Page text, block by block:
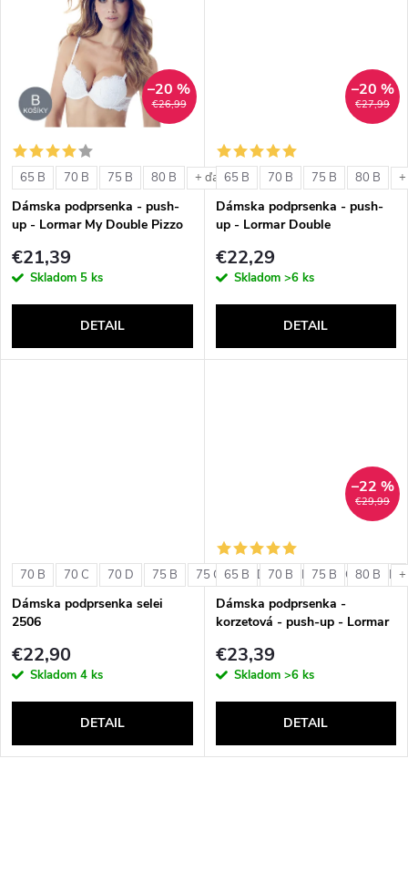
t
o
v
t
o
v
€26,99
–20 %
65 B 70 B 75 B 80 B + ďalšie
Dámska podprsenka - push-
up - Lormar My Double Pizzo
€21,39
Skladom 5 ks
DETAIL
€27,99
–20 %
65 B 70 B 75 B 80 B
Dámska podprsenka - push-
up - Lormar Double
€22,29
Skladom >6 ks
DETAIL
70 B 70 C 70 D 75 B 75 C 75 D 80 B 80 C 80 D
Dámska podprsenka selei
2506
€22,90
Skladom 4 ks
DETAIL
€29,99
–22 %
65 B 70 B 75 B 80 B
Dámska podprsenka -
korzetová - push-up - Lormar
€23,39
Skladom >6 ks
DETAIL